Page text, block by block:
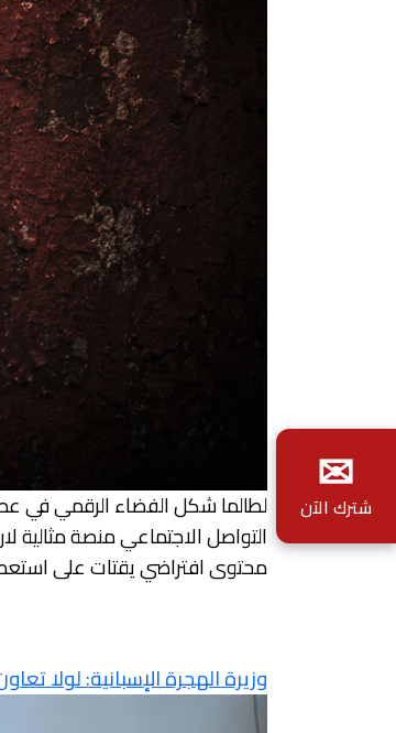
لطالما شكل الفضاء الرقمي في
التواصل الاجتماعي منصة مثالية
محتوى افتراضي يقتات على
وزيرة الهجرة الإسبانية: لولا
✉
شترك الآن